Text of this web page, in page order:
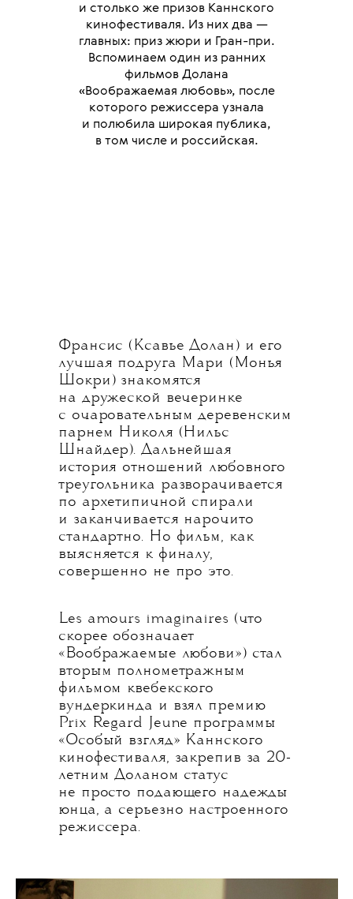
и столько же призов Каннского
кинофестиваля. Из них два —
главных: приз жюри и Гран-при.
Вспоминаем один из ранних
фильмов Долана
«Воображаемая любовь», после
которого режиссера узнала
и полюбила широкая публика,
в том числе и российская.
Франсис (Ксавье Долан) и его
лучшая подруга Мари (Монья
Шокри) знакомятся
на дружеской вечеринке
с очаровательным деревенским
парнем Николя (Нильс
Шнайдер). Дальнейшая
история отношений любовного
треугольника разворачивается
по архетипичной спирали
и заканчивается нарочито
стандартно. Но фильм, как
выясняется к финалу,
совершенно не про это.
Les amours imaginaires (что
скорее обозначает
«Воображаемые любови») стал
вторым полнометражным
фильмом квебекского
вундеркинда и взял премию
Prix Regard Jeune программы
«Особый взгляд» Каннского
кинофестиваля, закрепив за 20-
летним Доланом статус
не просто подающего надежды
юнца, а серьезно настроенного
режиссера.